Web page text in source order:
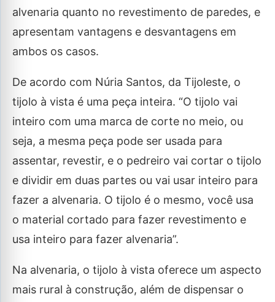
alvenaria quanto no revestimento de paredes, e
apresentam vantagens e desvantagens em
ambos os casos.
De acordo com Núria Santos, da Tijoleste, o
tijolo à vista é uma peça inteira. “O tijolo vai
inteiro com uma marca de corte no meio, ou
seja, a mesma peça pode ser usada para
assentar, revestir, e o pedreiro vai cortar o tijolo
e dividir em duas partes ou vai usar inteiro para
fazer a alvenaria. O tijolo é o mesmo, você usa
o material cortado para fazer revestimento e
usa inteiro para fazer alvenaria”.
Na alvenaria, o tijolo à vista oferece um aspecto
mais rural à construção, além de dispensar o